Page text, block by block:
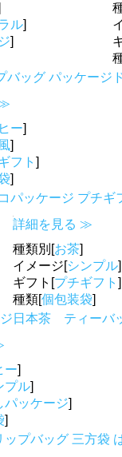
ル]
]
バッグ パッケージ
ー]
]
フト ]
]
パッケージ プチギ
詳細を見る ≫
種類別[お茶]
イメージ[シンプル]
ギフト[プチギフト ]
種類[個包装袋]
日本茶 ティー
ー]
プル]
パッケージ]
]
ップバッグ 三方袋